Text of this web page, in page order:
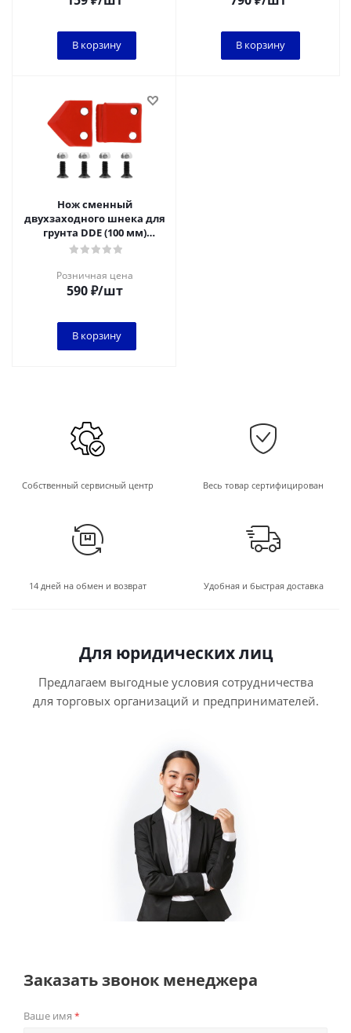
В корзину В корзину
Нож сменный
двухзаходного шнека для
грунта DDE (100 мм)
(30х30х4 мм, плоский)
Розничная цена
590₽/шт
В корзину
Собственный сервисный центр Весь товар сертифицирован
14 дней на обмен и возврат Удобная и быстрая доставка
Для юридических лиц
Предлагаем выгодные условия сотрудничества
для торговых организаций и предпринимателей.
Заказать звонок менеджера
Ваше имя *